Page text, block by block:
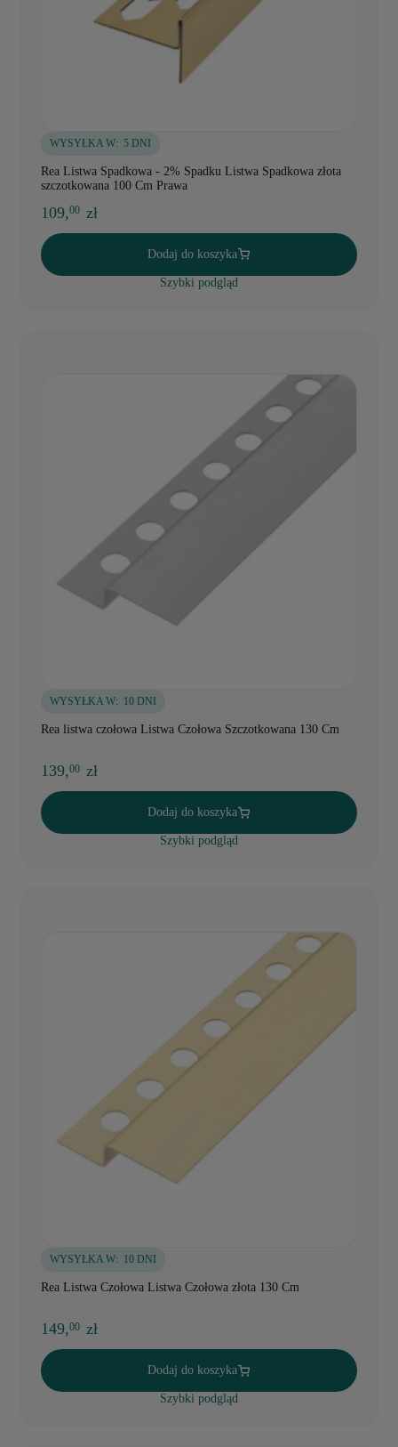
WYSYŁKA W: 5 DNI
Rea Listwa Spadkowa - 2% Spadku Listwa Spadkowa złota
szczotkowana 100 Cm Prawa
109,00 zł
Dodaj do koszyka
Szybki podgląd
WYSYŁKA W: 10 DNI
Rea listwa czołowa Listwa Czołowa Szczotkowana 130 Cm
139,00 zł
Dodaj do koszyka
Szybki podgląd
WYSYŁKA W: 10 DNI
Rea Listwa Czołowa Listwa Czołowa złota 130 Cm
149,00 zł
Dodaj do koszyka
Szybki podgląd